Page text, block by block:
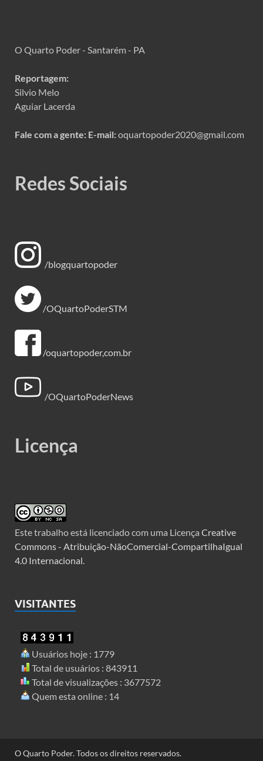
O Quarto Poder - Santarém - PA
Reportagem:
Silvio Melo
Aguiar Lacerda
Fale com a gente: E-mail:oquartopoder2020@gmail.com
Redes Sociais
/blogquartopoder
/OQuartoPoderSTM
/oquartopoder,com.br
/OQuartoPoderNews
Licença
Este trabalho está licenciado com uma Licença Creative
Commons - Atribuição-NãoComercial-CompartilhaIgual
4.0 Internacional
VISITANTES
Usuários hoje : 1779
Total de usuários : 843911
Total de visualizações : 3677572
Quem esta online : 14
O Quarto Poder. Todos os direitos reservados.